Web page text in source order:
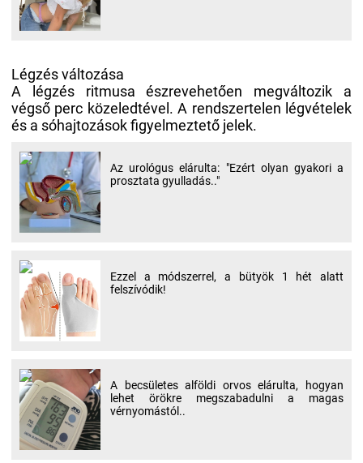
Légzés változása
A légzés ritmusa észrevehetően megváltozik a
végső perc közeledtével. A rendszertelen légvételek
és a sóhajtozások figyelmeztető jelek.
Az urológus elárulta: "Ezért olyan gyakori a
prosztata gyulladás.."
Ezzel a módszerrel, a bütyök 1 hét alatt
felszívódik!
A becsületes alföldi orvos elárulta, hogyan
lehet örökre megszabadulni a magas
vérnyomástól..